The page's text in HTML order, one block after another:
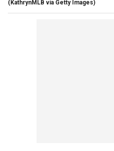
(KathrynMLB vía Getty Images)